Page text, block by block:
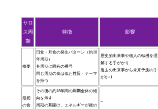
サロ
ス周
期
特徴 影響
概要
日食・月食の発生パターン（約18
年周期）
各周期に固有の番号
同じ周期の食は似た性質・テーマ
を持つ
歴史的出来事や個人の転機を理
解する手がかり
過去の出来事から未来予測の手
がかり
最初
の食
その後の約18年間の周期全体の傾
向を示す
周期の幕開け、エネルギーが後の
–